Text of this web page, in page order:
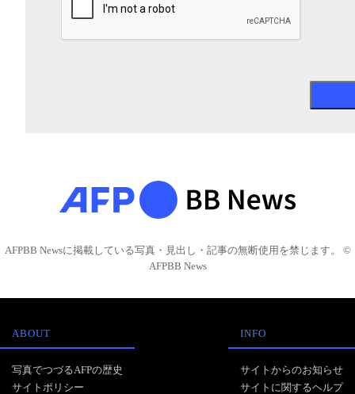
AFPBB Newsに掲載している写真・見出し・記事の無断使用を禁じます。 ©
AFPBB News
ABOUT
写真でつづるAFPの歴史
サイトポリシー
INFO
サイトからのお知らせ
サイトに関するヘルプ